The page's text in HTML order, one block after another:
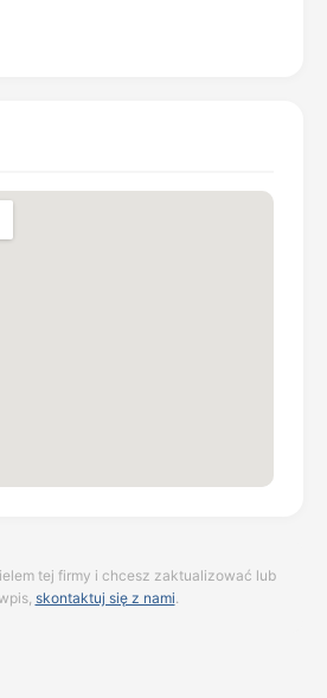
tej firmy i chcesz zaktualizować lub
skontaktuj się z nami.